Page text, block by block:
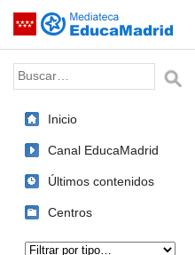
Saltar navegación
Palabra o frase:
Inicio
Canal EducaMadrid
Últimos contenidos
Centros